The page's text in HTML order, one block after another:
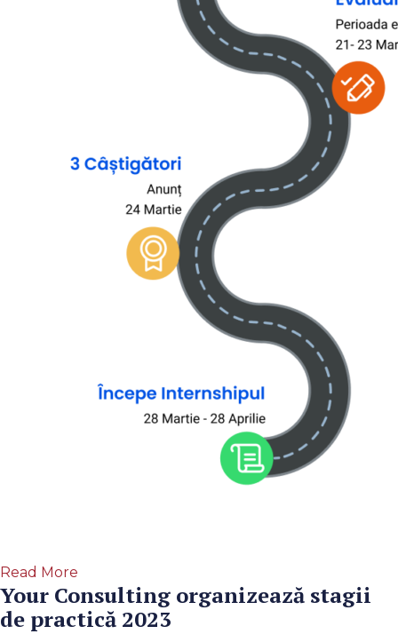
Read More
Your Consulting organizează stagii
de practică 2023